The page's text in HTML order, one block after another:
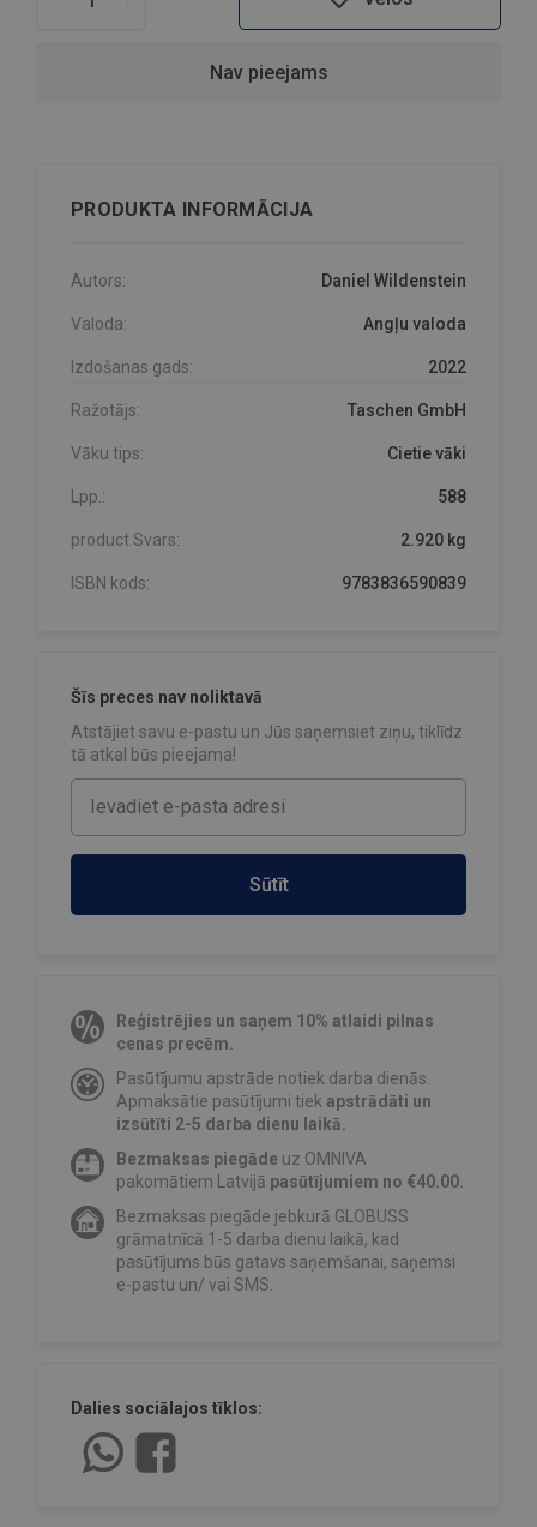
Nav pieejams
PRODUKTA INFORMĀCIJA
Autors: Daniel Wildenstein
Valoda: Angļu valoda
Izdošanas gads: 2022
Ražotājs: Taschen GmbH
Vāku tips: Cietie vāki
Lpp.: 588
product.Svars: 2.920 kg
ISBN kods: 9783836590839
Šīs preces nav noliktavā
Atstājiet savu e-pastu un Jūs saņemsiet ziņu, tiklīdz
tā atkal būs pieejama!
Sūtīt
Reģistrējies un saņem 10% atlaidi pilnas
cenas precēm.
Pasūtījumu apstrāde notiek darba dienās.
Apmaksātie pasūtījumi tiek apstrādāti un
izsūtīti 2-5 darba dienu laikā.
Bezmaksas piegāde uz OMNIVA
pakomātiem Latvijā pasūtījumiem no €40.00.
Bezmaksas piegāde jebkurā GLOBUSS
grāmatnīcā 1-5 darba dienu laikā, kad
pasūtījums būs gatavs saņemšanai, saņemsi
e-pastu un/ vai SMS.
Dalies sociālajos tīklos: